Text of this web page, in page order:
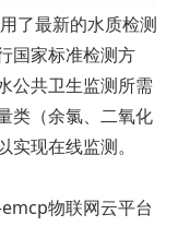
了最新的水质检测
国家标准检测方
公共卫生监测所需
类（余氯、二氧化
现在线监测。
物联网云平台